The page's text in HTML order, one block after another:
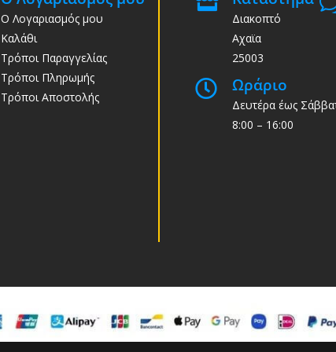
Ο Λογαριασμός μου
Καλάθι
Τρόποι Παραγγελίας
Τρόποι Πληρωμής
Τρόποι Αποστολής
Διακοπτό
Αχαϊα
25003
 Ωράριο
Δευτέρα έως
8:00 – 16:00